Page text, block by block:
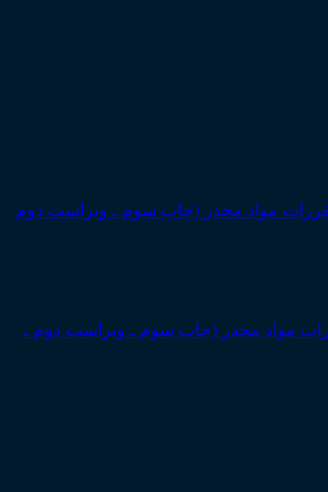
مواد مخدر (چاپ سوم ـ ویراست دوم ـ